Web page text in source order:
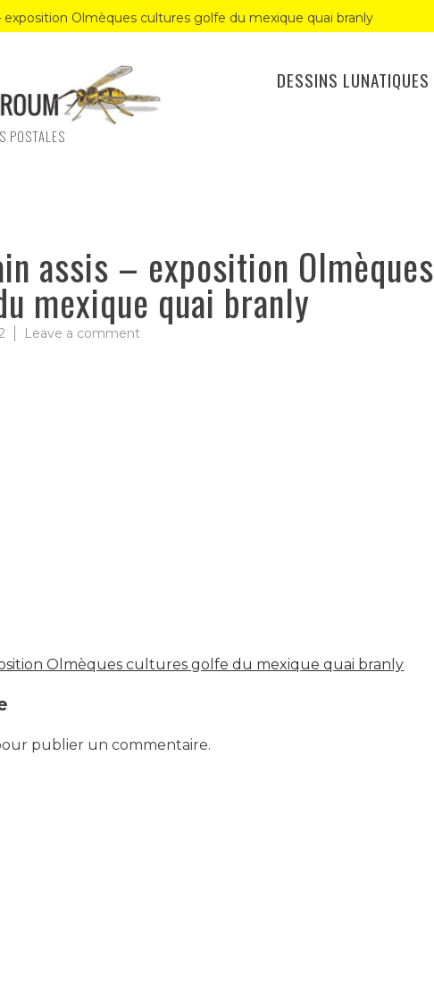
exposition Olmèques cultures golfe du mexique quai branly
POSTALES
DESSINS LUNATIQUES
assis – exposition Olmèques
mexique quai branly
Leave a comment
Olmèques cultures golfe du mexique quai branly
publier un commentaire.